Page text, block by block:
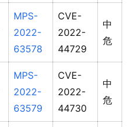
MPS-
2022-
63578
CVE-
2022-
44729
中
危
MPS-
2022-
63579
CVE-
2022-
44730
中
危